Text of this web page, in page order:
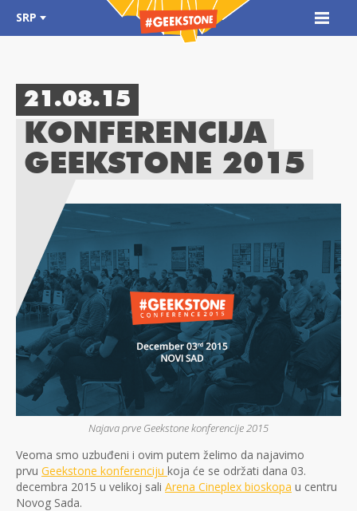
SRP
21.08.15
KONFERENCIJA
GEEKSTONE 2015
Najava prve Geekstone konferencije 2015
Veoma smo uzbuđeni i ovim putem želimo da najavimo
prvu Geekstone konferenciju koja će se održati dana 03.
decembra 2015 u velikoj sali Arena Cineplex bioskopa u centru
Novog Sada.